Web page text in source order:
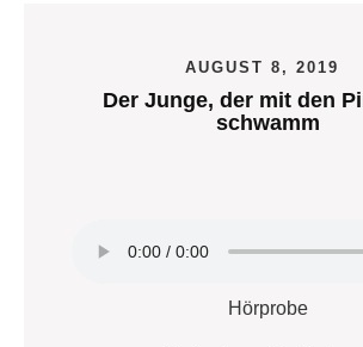
AUGUST 8, 2019
Der Junge, der mit den
schwamm
Hörprobe